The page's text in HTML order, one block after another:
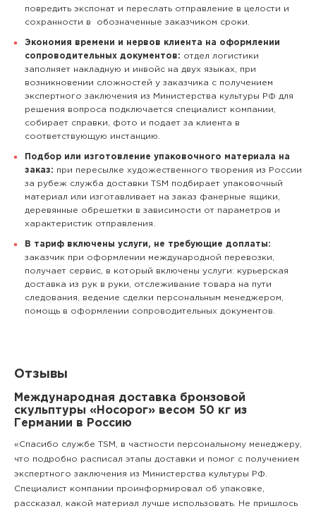
повредить экспонат и переслать отправление в целости и
сохранности в обозначенные заказчиком сроки.
Экономия времени и нервов клиента на оформлении
сопроводительных документов: отдел логистики
заполняет накладную и инвойс на двух языках, при
возникновении сложностей у заказчика с получением
экспертного заключения из Министерства культуры РФ для
решения вопроса подключается специалист компании,
собирает справки, фото и подает за клиента в
соответствующую инстанцию.
Подбор или изготовление упаковочного материала на
заказ: при пересылке художественного творения из России
за рубеж служба доставки TSM подбирает упаковочный
материал или изготавливает на заказ фанерные ящики,
деревянные обрешетки в зависимости от параметров и
характеристик отправления.
В тариф включены услуги, не требующие доплаты:
заказчик при оформлении международной перевозки,
получает сервис, в который включены услуги: курьерская
доставка из рук в руки, отслеживание товара на пути
следования, ведение сделки персональным менеджером,
помощь в оформлении сопроводительных документов.
Отзывы
Международная доставка бронзовой
скульптуры «Носорог» весом 50 кг из
Германии в Россию
«Спасибо службе TSM, в частности персональному менеджеру,
что подробно расписал этапы доставки и помог с получением
экспертного заключения из Министерства культуры РФ.
Специалист компании проинформировал об упаковке,
рассказал, какой материал лучше использовать. Не пришлось